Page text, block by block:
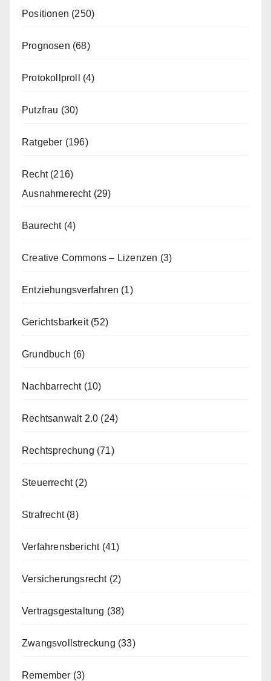
Positionen (250)
Prognosen (68)
Protokollproll (4)
Putzfrau (30)
Ratgeber (196)
Recht(216)
Ausnahmerecht(29)
Baurecht(4)
Creative Commons – Lizenzen (3)
Entziehungsverfahren (1)
Gerichtsbarkeit(52)
Grundbuch (6)
Nachbarrecht(10)
Rechtsanwalt 2.0 (24)
Rechtsprechung (71)
Steuerrecht(2)
Strafrecht(8)
Verfahrensbericht(41)
Versicherungsrecht(2)
Vertragsgestaltung (38)
Zwangsvollstreckung (33)
Remember (3)